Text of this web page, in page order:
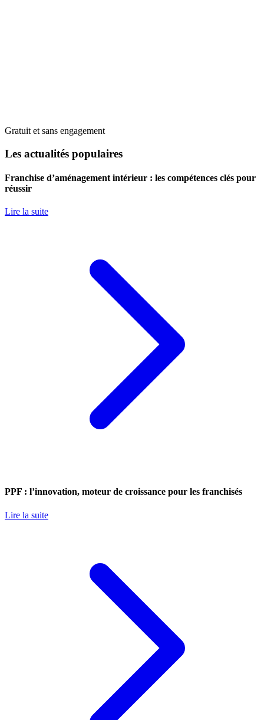
Gratuit et sans engagement
Les actualités populaires
Franchise d’aménagement intérieur : les compétences clés pour
réussir
Lire la suite
PPF : l’innovation, moteur de croissance pour les franchisés
Lire la suite